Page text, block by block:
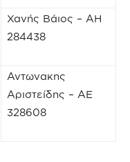
Χανής Βάιος – ΑΗ
284438
Αντωνακης
Αριστείδης – ΑΕ
328608